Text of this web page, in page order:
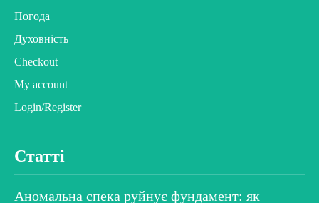
Погода
Духовність
Checkout
My account
Login/Register
Статті
Аномальна спека руйнує фундамент: як